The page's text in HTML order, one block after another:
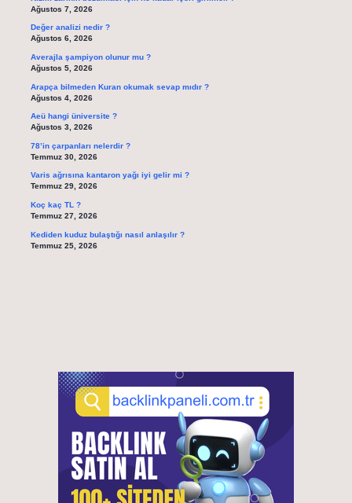
Ağustos 7, 2026
Değer analizi nedir ?
Ağustos 6, 2026
Averajla şampiyon olunur mu ?
Ağustos 5, 2026
Arapça bilmeden Kuran okumak sevap mıdır ?
Ağustos 4, 2026
Aeü hangi üniversite ?
Ağustos 3, 2026
78’in çarpanları nelerdir ?
Temmuz 30, 2026
Varis ağrısına kantaron yağı iyi gelir mi ?
Temmuz 29, 2026
Koç kaç TL ?
Temmuz 27, 2026
Kediden kuduz bulaştığı nasıl anlaşılır ?
Temmuz 25, 2026